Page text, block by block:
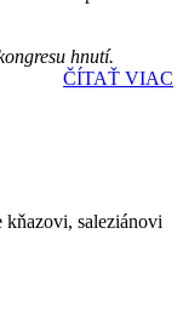
hnutí.
ČÍTAŤ VIAC
kňazovi, saleziánovi